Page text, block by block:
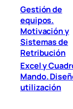
Gestión de
equipos.
Motivación y
Sistemas de
Retribución
Excel y
Mando.
utilización